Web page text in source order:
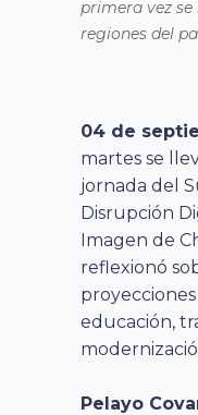
primera vez
regiones del
04 de
martes se
jornada del
Disrupción
Imagen de
reflexionó
educación,
Pelayo